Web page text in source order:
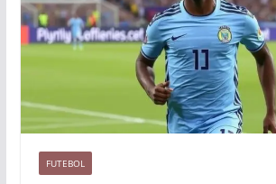
FUTEBOL